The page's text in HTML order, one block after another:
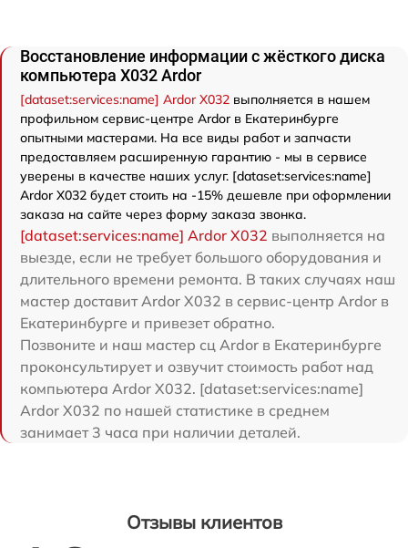
Восстановление информации с жёсткого диска
компьютера X032 Ardor
[dataset:services:name] Ardor X032 выполняется в нашем
профильном сервис-центре Ardor в Екатеринбурге
опытными мастерами. На все виды работ и запчасти
предоставляем расширенную гарантию - мы в сервисе
уверены в качестве наших услуг. [dataset:services:name]
Ardor X032 будет стоить на -15% дешевле при оформлении
заказа на сайте через форму заказа звонка.
[dataset:services:name] Ardor X032 выполняется на
выезде, если не требует большого оборудования и
длительного времени ремонта. В таких случаях наш
мастер доставит Ardor X032 в сервис-центр Ardor в
Екатеринбурге и привезет обратно.
Позвоните и наш мастер сц Ardor в Екатеринбурге
проконсультирует и озвучит стоимость работ над
компьютера Ardor X032. [dataset:services:name]
Ardor X032 по нашей статистике в среднем
занимает 3 часа при наличии деталей.
Отзывы клиентов